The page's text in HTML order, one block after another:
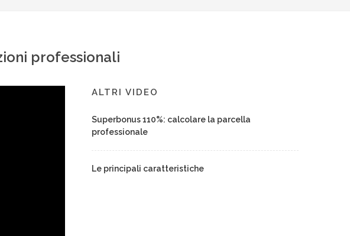
professionali
ALTRI VIDEO
Superbonus 110%: calcolare la parcella
professionale
Le principali caratteristiche